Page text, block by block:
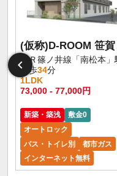
(仮称)D-ROOM 笹賀
ＪＲ篠ノ井線「南松本」
徒歩34分
1LDK
73,000 - 77,000円
新築・築浅
敷金0
オートロック
バス・トイレ別
都市ガス
インターネット無料